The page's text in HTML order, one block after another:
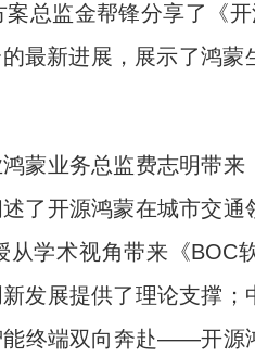
监金帮锋分享了《开
最新进展，展示了鸿
业务总监费志明带来
了开源鸿蒙在城市交
学术视角带来《BOC
发展提供了理论支撑
终端双向奔赴——开源